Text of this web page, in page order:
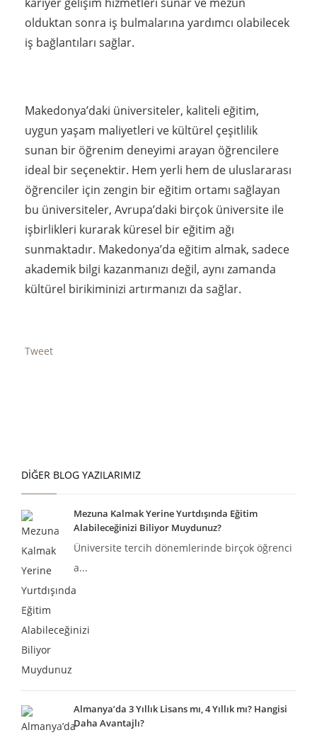
olduktan sonra iş bulmalarına yardımcı olabilecek
iş bağlantıları sağlar.
Makedonya’daki üniversiteler, kaliteli eğitim,
uygun yaşam maliyetleri ve kültürel çeşitlilik
sunan bir öğrenim deneyimi arayan öğrencilere
ideal bir seçenektir. Hem yerli hem de uluslararası
öğrenciler için zengin bir eğitim ortamı sağlayan
bu üniversiteler, Avrupa’daki birçok üniversite ile
işbirlikleri kurarak küresel bir eğitim ağı
sunmaktadır. Makedonya’da eğitim almak, sadece
akademik bilgi kazanmanızı değil, aynı zamanda
kültürel birikiminizi artırmanızı da sağlar.
Tweet
DIĞER BLOG YAZILARIMIZ
Mezuna Kalmak Yerine Yurtdışında Eğitim
Alabileceğinizi Biliyor Muydunuz?
Üniversite tercih dönemlerinde birçok öğrenci
a...
Almanya’da 3 Yıllık Lisans mı, 4 Yıllık mı? Hangisi
Daha Avantajlı?